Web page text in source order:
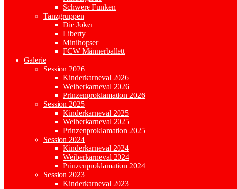
Schwere Funken
Tanzgruppen
Die Joker
Liberty
Minihopser
FCW Männerballett
Galerie
Session 2026
Kinderkarneval 2026
Weiberkarneval 2026
Prinzenproklamation 2026
Session 2025
Kinderkarneval 2025
Weiberkarneval 2025
Prinzenproklamation 2025
Session 2024
Kinderkarneval 2024
Weiberkarneval 2024
Prinzenproklamation 2024
Session 2023
Kinderkarneval 2023